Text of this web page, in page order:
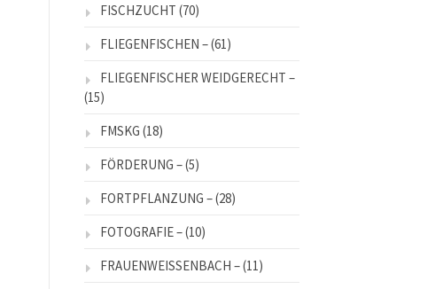
FISCHZUCHT (70)
FLIEGENFISCHEN –(61)
FLIEGENFISCHER WEIDGERECHT –
(15)
FMSKG (18)
FÖRDERUNG –(5)
FORTPFLANZUNG –(28)
FOTOGRAFIE –(10)
FRAUENWEISSENBACH –(11)